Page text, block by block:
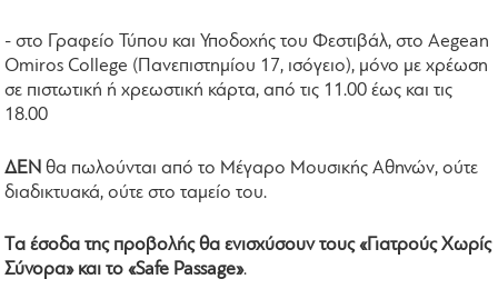
- στο Γραφείο Τύπου και Υποδοχής του Φεστιβάλ, στο Aegean
Omiros College (Πανεπιστημίου 17, ισόγειο), μόνο με χρέωση
σε πιστωτική ή χρεωστική κάρτα, από τις 11.00 έως και τις
18.00
ΔΕΝ θα πωλούνται από το Μέγαρο Μουσικής Αθηνών, ούτε
διαδικτυακά, ούτε στο ταμείο του.
Tα έσοδα της προβολής θα ενισχύσουν τους «Γιατρούς Χωρίς
Σύνορα» και το «Safe Passage».